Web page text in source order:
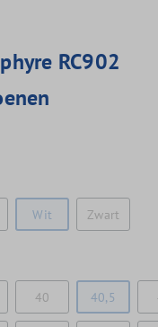
RC902
Wit Zwart
40 40,5